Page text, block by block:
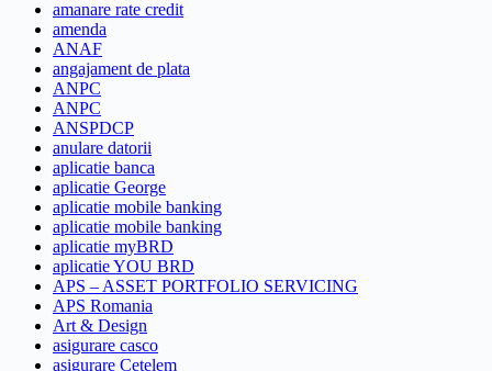
amanare rate credit
amenda
ANAF
angajament de plata
ANPC
ANPC
ANSPDCP
anulare datorii
aplicatie banca
aplicatie George
aplicatie mobile banking
aplicatie mobile banking
aplicatie myBRD
aplicatie YOU BRD
APS – ASSET PORTFOLIO SERVICING
APS Romania
Art & Design
asigurare casco
asigurare Cetelem